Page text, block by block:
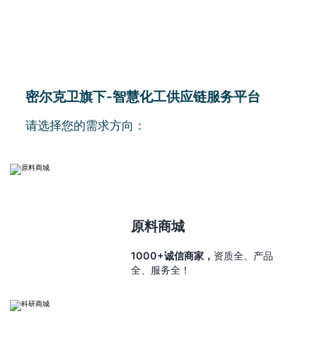
密尔克卫旗下-智慧化工供应链服务平台
请选择您的需求方向：
原料商城
1000+诚信商家， 资质全、产品
全、服务全！